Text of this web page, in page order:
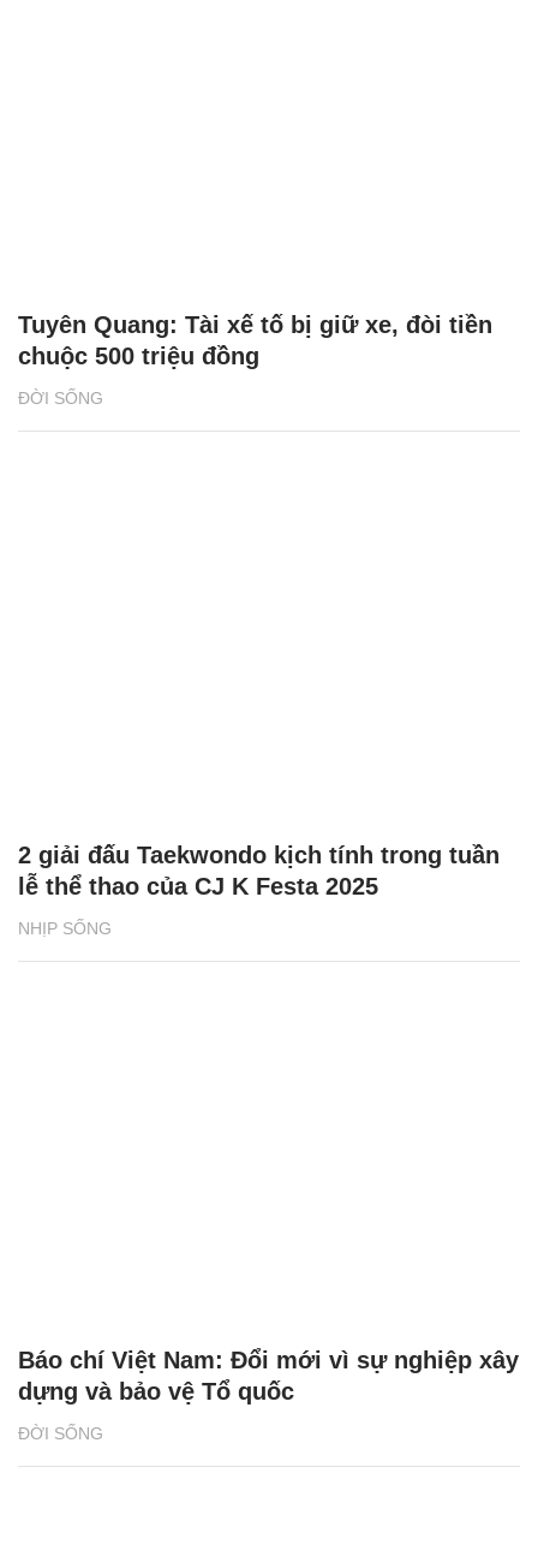
ĐỜI SỐNG
Tuyên Quang: Tài xế tố bị giữ xe, đòi tiền
chuộc 500 triệu đồng
NHỊP SỐNG
2 giải đấu Taekwondo kịch tính trong tuần
lễ thể thao của CJ K Festa 2025
ĐỜI SỐNG
Báo chí Việt Nam: Đổi mới vì sự nghiệp xây
dựng và bảo vệ Tổ quốc